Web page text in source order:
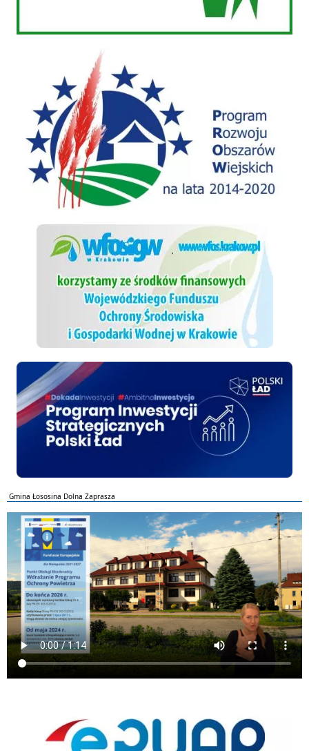
WFOSiGW
Polski ład
Gmina Łososina Dolna Zaprasza